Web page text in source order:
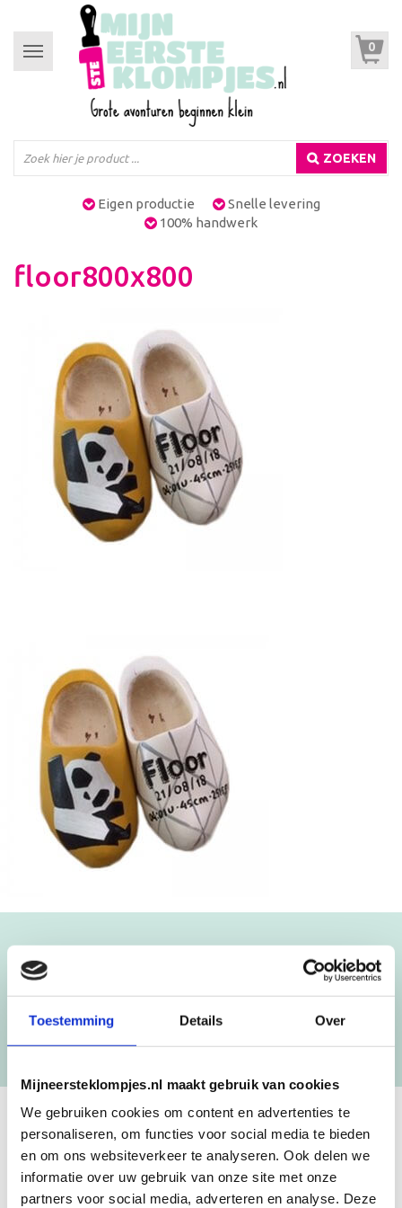
Toestemming Details Over
Mijneersteklompjes.nl maakt gebruik van cookies
We gebruiken cookies om content en advertenties te
personaliseren, om functies voor social media te bieden
en om ons websiteverkeer te analyseren. Ook delen we
informatie over uw gebruik van onze site met onze
partners voor social media, adverteren en analyse. Deze
Toggle
navigation
0
ZOEKEN
Eigen productie
Snelle levering
100% handwerk
floor800x800
Blijf op de hoogte!
NIEUWSBRIEF
[mc4wp_form id=”3182″]
GEBOORTEKLOMPJES EN
KRAAMCADEAU MET NAAM